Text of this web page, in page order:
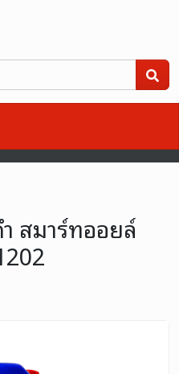
สมาร์ทออยล์